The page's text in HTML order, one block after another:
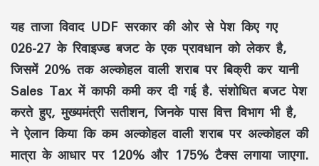
यह ताजा विवाद UDF सरकार की ओर से पेश किए गए
026-27 के रिवाइज्ड बजट के एक प्रावधान को लेकर है,
जिसमें 20% तक अल्कोहल वाली शराब पर बिक्री कर यानी
Sales Tax में काफी कमी कर दी गई है. संशोधित बजट पेश
करते हुए, मुख्यमंत्री सतीशन, जिनके पास वित्त विभाग भी है,
ने ऐलान किया कि कम अल्कोहल वाली शराब पर अल्कोहल की
मात्रा के आधार पर 120% और 175% टैक्स लगाया जाएगा.